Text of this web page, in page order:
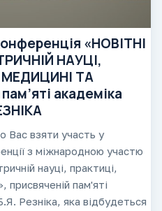
«НОВІТНІ
НАУЦІ,
МЕДИЦИНІ ТА
академіка
Вас взяти участь у
з міжнародною участю
науці, практиці,
присвяченій пам'яті
Резніка, яка відбудеться